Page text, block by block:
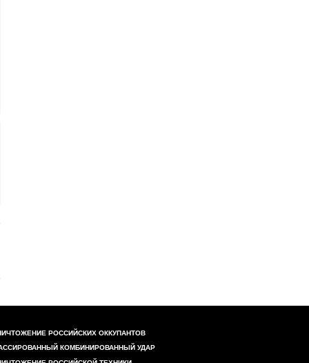
РОССИЙСКИХ ОККУПАНТОВ
КОМБИНИРОВАННЫЙ УДАР